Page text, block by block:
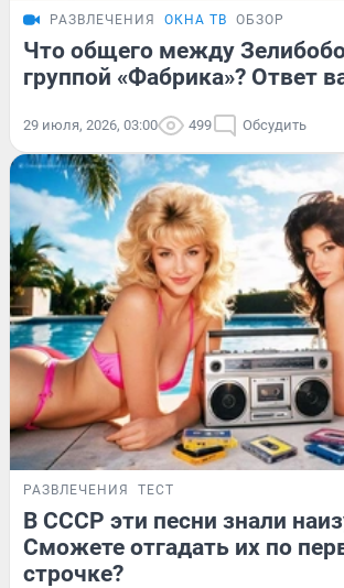
РАЗВЛЕЧЕНИЯ ОКНА ТВ ОБЗОР
Что общего между
группой «Фабрика»? Ответ
29 июля, 2026, 03:00 499 Обсудить
РАЗВЛЕЧЕНИЯ ТЕСТ
В СССР эти песни знали
Сможете отгадать их по
строчке?